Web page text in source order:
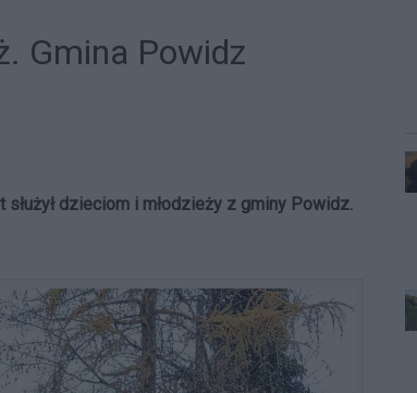
Gmina Powidz
dzieciom i młodzieży z gminy Powidz.